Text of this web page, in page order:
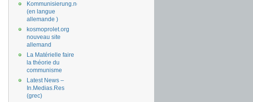
Kommunisierung.net
(en langue
allemande )
kosmoprolet.org
nouveau site
allemand
La Matérielle faire
la théorie du
communisme
Latest News –
In.Medias.Res
(grec)